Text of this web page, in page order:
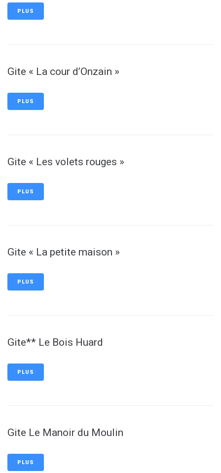
PLUS
Gite « La cour d’Onzain »
PLUS
Gite « Les volets rouges »
PLUS
Gite « La petite maison »
PLUS
Gite** Le Bois Huard
PLUS
Gite Le Manoir du Moulin
PLUS